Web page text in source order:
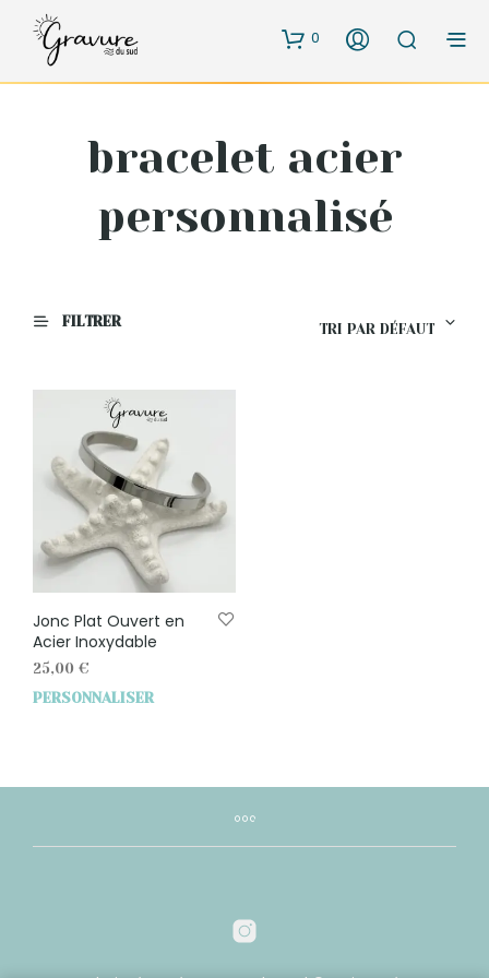
0
bracelet acier
personnalisé
FILTRER
TRI PAR DÉFAUT
Jonc Plat Ouvert en
Acier Inoxydable
25,00 €
PERSONNALISER